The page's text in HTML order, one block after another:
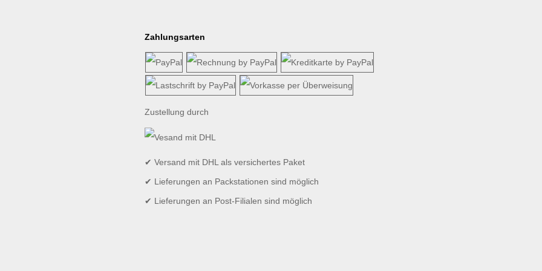
Zahlungsarten
Zustellung durch
✔ Versand mit DHL als versichertes Paket
✔ Lieferungen an Packstationen sind möglich
✔ Lieferungen an Post-Filialen sind möglich